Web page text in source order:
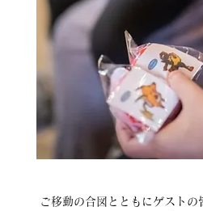
ご移動の合図とともにゲストの